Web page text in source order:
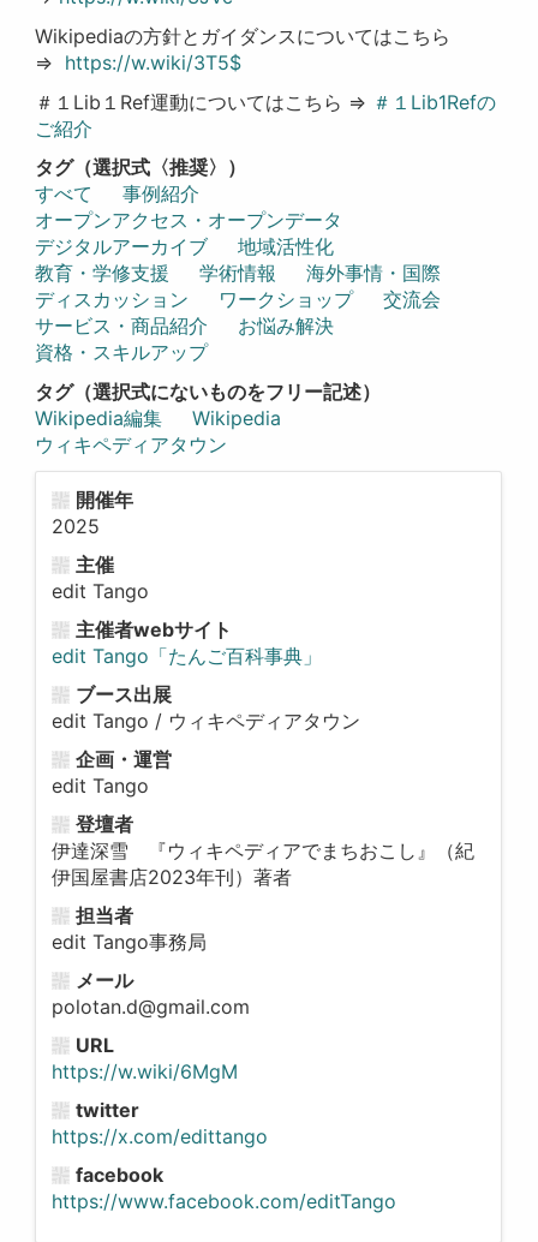
Wikipediaの方針とガイダンスについてはこちら
⇒ https://w.wiki/3T5$
＃１Lib１Ref運動についてはこちら ⇒ ＃１Lib1Refの
ご紹介
タグ（選択式〈推奨〉）
すべて
事例紹介
オープンアクセス・オープンデータ
デジタルアーカイブ
地域活性化
教育・学修支援
学術情報
海外事情・国際
ディスカッション
ワークショップ
交流会
サービス・商品紹介
お悩み解決
資格・スキルアップ
タグ（選択式にないものをフリー記述）
Wikipedia編集
Wikipedia
ウィキペディアタウン
開催年
2025
主催
edit Tango
主催者webサイト
edit Tango「たんご百科事典」
ブース出展
edit Tango / ウィキペディアタウン
企画・運営
edit Tango
登壇者
伊達深雪 『ウィキペディアでまちおこし』（紀
伊国屋書店2023年刊）著者
担当者
edit Tango事務局
メール
polotan.d@gmail.com
URL
https://w.wiki/6MgM
twitter
https://x.com/edittango
facebook
https://www.facebook.com/editTango